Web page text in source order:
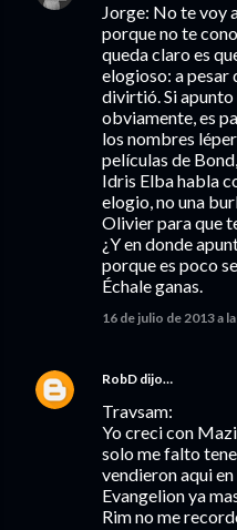
Jorge: No te voy
porque no te
queda claro es
elogioso: a pesar
divirtió. Si
obviamente, es
los nombres
películas de
Idris Elba habla
elogio, no una
Olivier para que
¿Y en donde
porque es poco
Échale ganas.
16 de julio de 2013 a
RobD dijo…
Travsam:
Yo creci con
solo me falto
vendieron aqui
Evangelion ya
Rim no me